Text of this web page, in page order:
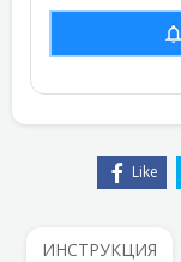
Like
ИНСТРУКЦИЯ